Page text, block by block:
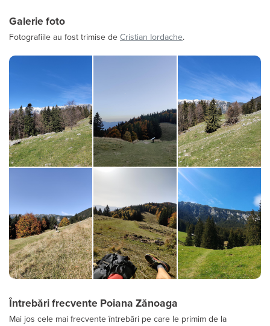
Galerie foto
Fotografiile au fost trimise de Cristian Iordache.
Întrebări frecvente Poiana Zănoaga
Mai jos cele mai frecvente întrebări pe care le primim de la